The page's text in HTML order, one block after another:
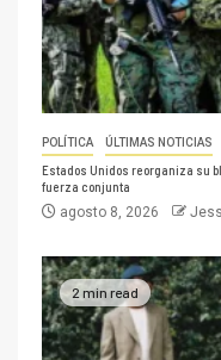
POLÍTICA ÚLTIMAS NOTICIAS
Estados Unidos reorganiza su
fuerza conjunta
agosto 8, 2026
2 min read